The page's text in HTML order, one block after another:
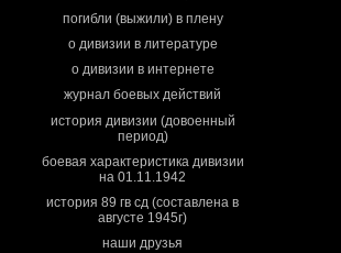
погибли (выжили) в плену
о дивизии в литературе
о дивизии в интернете
журнал боевых действий
история дивизии (довоенный
период)
боевая характеристика дивизии
на 01.11.1942
история 89 гв сд (составлена в
августе 1945г)
наши друзья